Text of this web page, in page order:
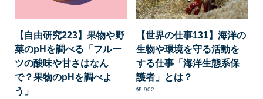
【自由研究223】果物や野
菜のpHを調べる「フルー
ツの酸味や甘さはなん
で？果物のpHを調べよ
う」
【世界の仕事131】海洋の
生物や環境を守る活動を
する仕事「海洋生態系保
護者」とは？
902